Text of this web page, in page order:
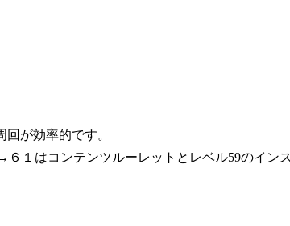
が効率的です。
１はコンテンツルーレットとレベル59のイン